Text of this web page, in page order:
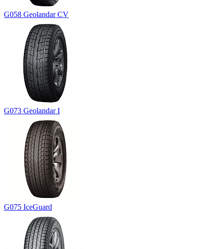
G058 Geolandar CV
G073 Geolandar I
G075 IceGuard